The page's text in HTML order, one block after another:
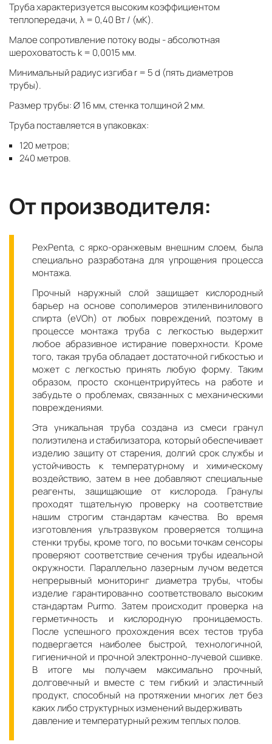
Труба характеризуется высоким коэффициентом
теплопередачи, λ = 0,40 Вт / (мК).
Малое сопротивление потоку воды - абсолютная
шероховатость k = 0,0015 мм.
Минимальный радиус изгиба r = 5 d (пять диаметров
трубы).
Размер трубы: Ø 16 мм, стенка толщиной 2 мм.
Труба поставляется в упаковках:
120 метров;
240 метров.
От производителя:
PexPenta, с ярко-оранжевым внешним слоем, была
специально разработана для упрощения процесса
монтажа.
Прочный наружный слой защищает кислородный
барьер на основе сополимеров этиленвинилового
спирта (eVOh) от любых повреждений, поэтому в
процессе монтажа труба с легкостью выдержит
любое абразивное истирание поверхности. Кроме
того, такая труба обладает достаточной гибкостью и
может с легкостью принять любую форму. Таким
образом, просто сконцентрируйтесь на работе и
забудьте о проблемах, связанных с механическими
повреждениями.
Эта уникальная труба создана из смеси гранул
полиэтилена и стабилизатора, который обеспечивает
изделию защиту от старения, долгий срок службы и
устойчивость к температурному и химическому
воздействию, затем в нее добавляют специальные
реагенты, защищающие от кислорода. Гранулы
проходят тщательную проверку на соответствие
нашим строгим стандартам качества. Во время
изготовления ультразвуком проверяется толщина
стенки трубы, кроме того, по восьми точкам сенсоры
проверяют соответствие сечения трубы идеальной
окружности. Параллельно лазерным лучом ведется
непрерывный мониторинг диаметра трубы, чтобы
изделие гарантированно соответствовало высоким
стандартам Purmo. Затем происходит проверка на
герметичность и кислородную проницаемость.
После успешного прохождения всех тестов труба
подвергается наиболее быстрой, технологичной,
гигиеничной и прочной электронно-лучевой сшивке.
В итоге мы получаем максимально прочный,
долговечный и вместе с тем гибкий и эластичный
продукт, способный на протяжении многих лет без
каких либо структурных изменений выдерживать
давление и температурный режим теплых полов.